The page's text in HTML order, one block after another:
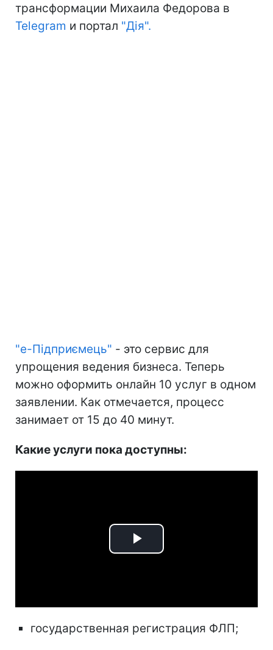
трансформации Михаила Федорова в
Telegram и портал "Дія".
"е-Підприємець" - это сервис для
упрощения ведения бизнеса. Теперь
можно оформить онлайн 10 услуг в одном
заявлении. Как отмечается, процесс
занимает от 15 до 40 минут.
Какие услуги пока доступны:
Play
государственная регистрация ФЛП;